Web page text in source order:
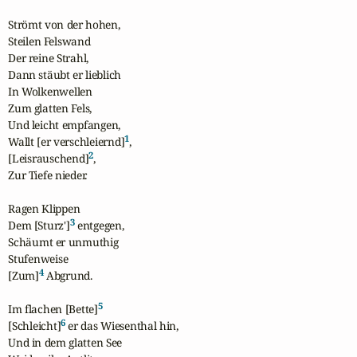
Strömt von der hohen,
Steilen Felswand
Der reine Strahl,
Dann stäubt er lieblich
In Wolkenwellen
Zum glatten Fels,
Und leicht empfangen,
Wallt [er verschleiernd]1,
[Leisrauschend]2,
Zur Tiefe nieder.
Ragen Klippen
Dem [Sturz']3 entgegen,
Schäumt er unmuthig
Stufenweise
[Zum]4 Abgrund.
Im flachen [Bette]5
[Schleicht]6 er das Wiesenthal hin,
Und in dem glatten See